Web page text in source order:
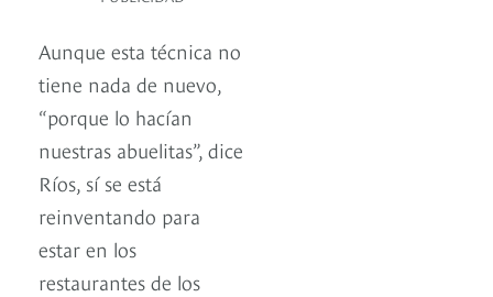
Aunque esta técnica no
tiene nada de nuevo,
“porque lo hacían
nuestras abuelitas”, dice
Ríos, sí se está
reinventando para
estar en los
restaurantes de los